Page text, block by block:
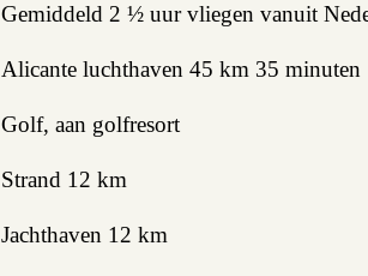
Projectbegeleiding
Zoeken
Gemiddeld 2 ½ uur vliegen vanuit
Alicante luchthaven 45 km 35 minuten
Golf, aan golfresort
Strand 12 km
Jachthaven 12 km